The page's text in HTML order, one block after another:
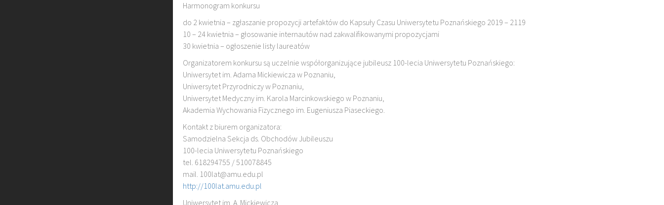
Harmonogram konkursu
do 2 kwietnia – zgłaszanie propozycji artefaktów do Kapsuły Czasu Uniwersytetu Poznańskiego 2019 – 2119
10 – 24 kwietnia – głosowanie internautów nad zakwalifikowanymi propozycjami
30 kwietnia – ogłoszenie listy laureatów
Organizatorem konkursu są uczelnie współorganizujące jubileusz 100-lecia Uniwersytetu Poznańskiego:
Uniwersytet im. Adama Mickiewicza w Poznaniu,
Uniwersytet Przyrodniczy w Poznaniu,
Uniwersytet Medyczny im. Karola Marcinkowskiego w Poznaniu,
Akademia Wychowania Fizycznego im. Eugeniusza Piaseckiego.
Kontakt z biurem organizatora:
Samodzielna Sekcja ds. Obchodów Jubileuszu
100-lecia Uniwersytetu Poznańskiego
tel. 618294755 / 510078845
mail. 100lat@amu.edu.pl
http://100lat.amu.edu.pl
Uniwersytet im. A. Mickiewicza